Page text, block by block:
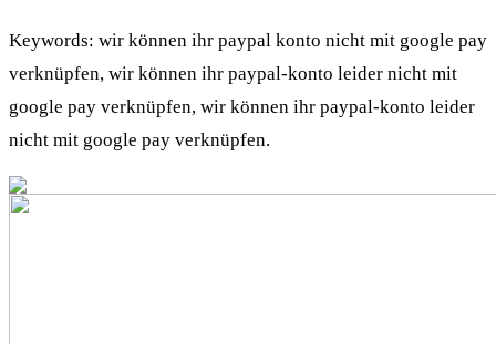
Keywords: wir können ihr paypal konto nicht mit google pay
verknüpfen, wir können ihr paypal-konto leider nicht mit
google pay verknüpfen, wir können ihr paypal-konto leider
nicht mit google pay verknüpfen.